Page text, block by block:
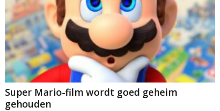
Super Mario-film wordt goed geheim
gehouden